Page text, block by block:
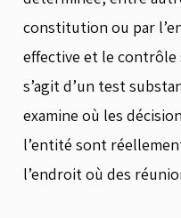
constitution ou par
effective et le contrôle
s’agit d’un test
examine où les
l’entité sont
l’endroit où des